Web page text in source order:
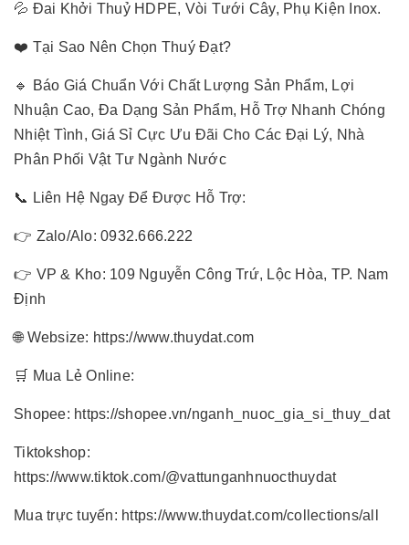
💦 Đai Khởi Thuỷ HDPE, Vòi Tưới Cây, Phụ Kiện Inox.
❤️ Tại Sao Nên Chọn Thuý Đạt?
🔹 Báo Giá Chuẩn Với Chất Lượng Sản Phẩm, Lợi
Nhuận Cao, Đa Dạng Sản Phẩm, Hỗ Trợ Nhanh Chóng
Nhiệt Tình, Giá Sỉ Cực Ưu Đãi Cho Các Đại Lý, Nhà
Phân Phối Vật Tư Ngành Nước
📞 Liên Hệ Ngay Để Được Hỗ Trợ:
👉 Zalo/Alo: 0932.666.222
👉 VP & Kho: 109 Nguyễn Công Trứ, Lộc Hòa, TP. Nam
Định
🌐 Websize: https://www.thuydat.com
🛒 Mua Lẻ Online:
Shopee: https://shopee.vn/nganh_nuoc_gia_si_thuy_dat
Tiktokshop:
https://www.tiktok.com/@vattunganhnuocthuydat
Mua trực tuyến: https://www.thuydat.com/collections/all